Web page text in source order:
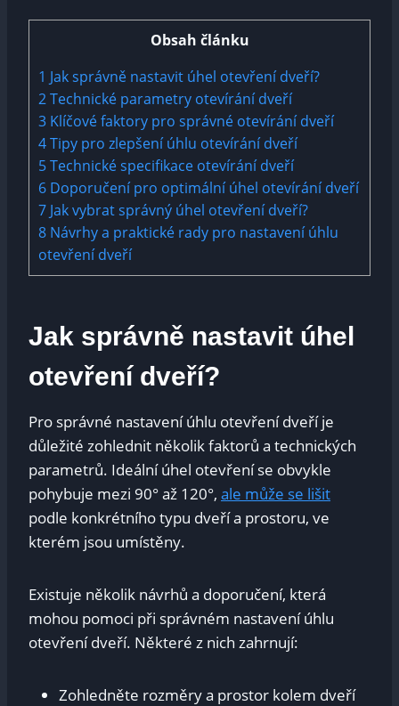
Obsah článku
1 Jak správně nastavit úhel otevření ⁤dveří?
2Technické parametry⁤ otevírání ​dveří
3 Klíčové faktory pro správné otevírání ⁢dveří
4Tipy pro zlepšení úhlu otevírání dveří
5Technické specifikace ‌otevírání ⁣dveří
6 Doporučení pro optimální úhel otevírání dveří
7 Jak ​vybrat správný ​úhel otevření ⁢dveří?
8 Návrhy a⁢ praktické rady pro nastavení úhlu
otevření dveří
Jak správně nastavit úhel
otevření ⁤dveří?
Pro správné nastavení úhlu⁣ otevření ⁣dveří​ je
důležité zohlednit několik faktorů a technických⁣
parametrů.‍ Ideální úhel ⁢otevření se obvykle⁣
pohybuje⁤ mezi‌ 90° až 120°, ale ⁢může se lišit
‍podle konkrétního typu dveří a prostoru, ve
⁢kterém jsou umístěny.
Existuje několik ​návrhů a doporučení, která⁢
mohou pomoci při ‍správném nastavení úhlu
otevření dveří.​ Některé z nich⁢ zahrnují:
Zohledněte rozměry a prostor kolem​ dveří